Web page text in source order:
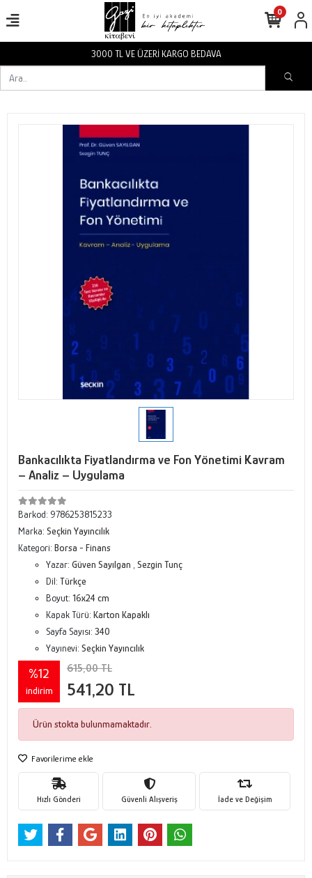
3000 TL VE ÜZERİ KARGO BEDAVA
0
Bankacılıkta Fiyatlandırma ve Fon Yönetimi Kavram
– Analiz – Uygulama
Barkod: 9786253815233
Marka: Seçkin Yayıncılık
Kategori: Borsa - Finans
Yazar: Güven Sayılgan
Sezgin Tunç
Dil: Türkçe
Boyut: 16x24 cm
Kapak Türü: Karton Kapaklı
Sayfa Sayısı: 340
Yayınevi: Seçkin Yayıncılık
%12
indirim
615,00 TL
541,20 TL
Ürün stokta bulunmamaktadır.
Favorilerime ekle
Hızlı Gönderi Güvenli Alışveriş İade ve Değişim